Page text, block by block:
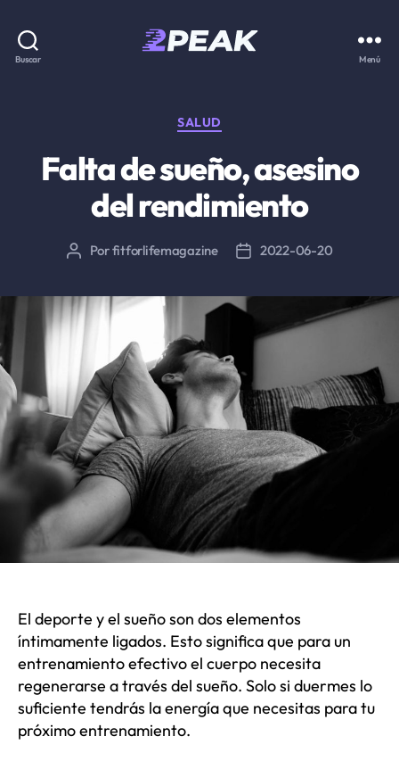
Buscar Menú
Categorías
SALUD
Falta de sueño, asesino
del rendimiento
Autor
entrada
Porfitforlifemagazine
Fecha
entrada
2022-06-20
El deporte y el sueño son dos elementos
íntimamente ligados. Esto significa que para un
entrenamiento efectivo el cuerpo necesita
regenerarse a través del sueño. Solo si duermes lo
suficiente tendrás la energía que necesitas para tu
próximo entrenamiento.